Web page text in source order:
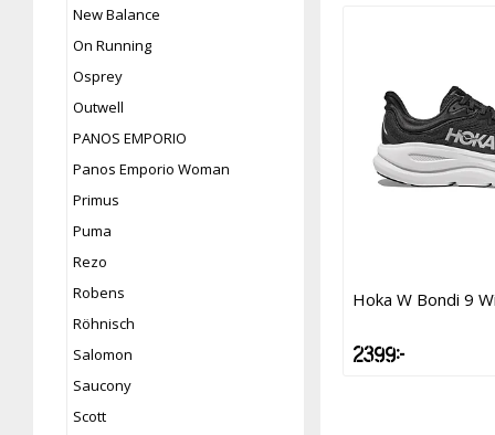
New Balance
On Running
Osprey
Outwell
PANOS EMPORIO
Panos Emporio Woman
Primus
Puma
Rezo
Robens
Röhnisch
Salomon
Saucony
Scott
Hoka W Bondi 9
2 399 kr